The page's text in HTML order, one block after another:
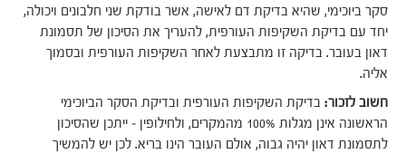
סקר ביוכימי, שהיא בדיקת דם לאישה, אשר בודקת שני חלבונים ויכולה,
יחד עם בדיקת השקיפות העורפית, להעריך את הסיכון של תסמונת
דאון בעובר. בדיקה זו מתבצעת לאחר השקיפות העורפית ובסמוך
אליה.
חשוב לזכור: בדיקת השקיפות העורפית ובדיקת הסקר הביוכימי
הראשונה אינן מגלות 100% מהמקרים, ולחילופין – ייתכן שהסיכון
לתסמונת דאון יהיה גבוה, אולם העובר הינו בריא. לכן יש להמשיך